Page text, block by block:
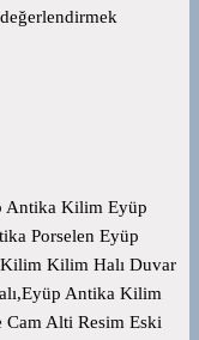
Antika Kilim Eyüp
Porselen Eyüp
Kilim Kilim Halı Duvar
Antika Kilim
Alti Resim Eski